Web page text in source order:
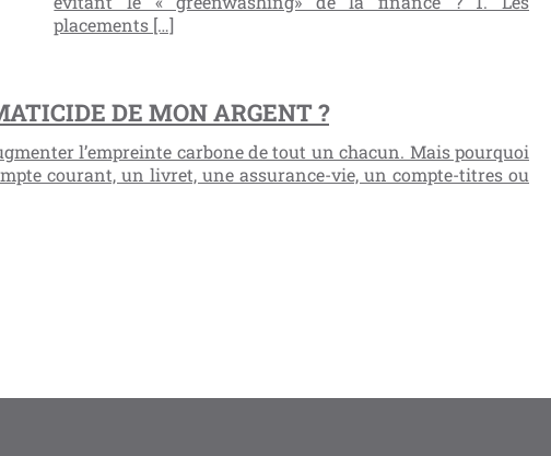
placements […]
DE MON ARGENT ?
l’empreinte carbone de tout un chacun. Mais pourquoi
courant, un livret, une assurance-vie, un compte-titres ou